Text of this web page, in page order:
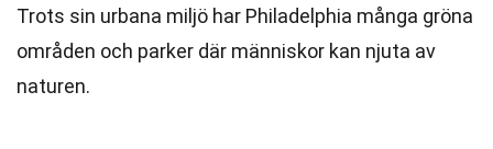
Trots sin urbana miljö har Philadelphia många gröna
områden och parker där människor kan njuta av
naturen.